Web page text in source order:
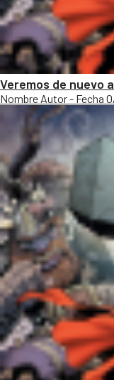
Veremos de nuevo
Nombre Autor - Fecha